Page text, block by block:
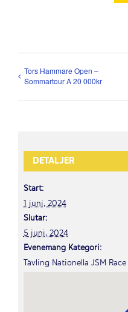
Tors Hammare Open –
Sommartour A 20 000kr
DETALJER
Start:
1 juni, 2024
Slutar:
5 juni, 2024
Evenemang Kategori:
Tävling Nationella JSM Race